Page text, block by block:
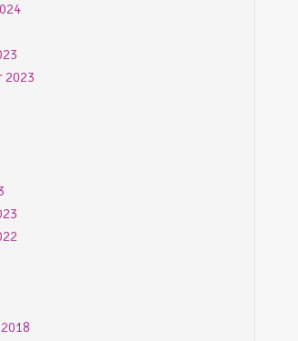
2023